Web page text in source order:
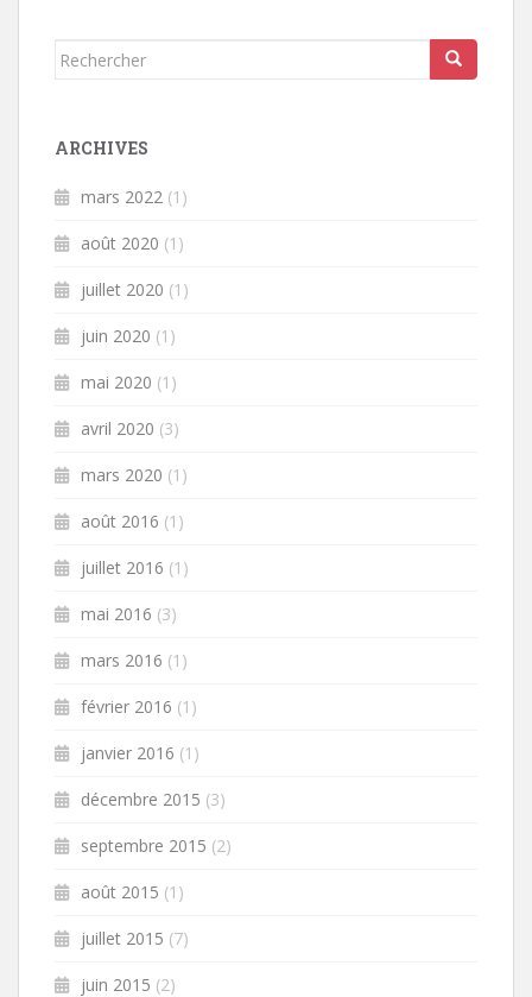
Rechercher...
ARCHIVES
mars 2022 (1)
août 2020 (1)
juillet 2020 (1)
juin 2020 (1)
mai 2020 (1)
avril 2020 (3)
mars 2020 (1)
août 2016 (1)
juillet 2016 (1)
mai 2016 (3)
mars 2016 (1)
février 2016 (1)
janvier 2016 (1)
décembre 2015 (3)
septembre 2015 (2)
août 2015 (1)
juillet 2015 (7)
juin 2015 (2)